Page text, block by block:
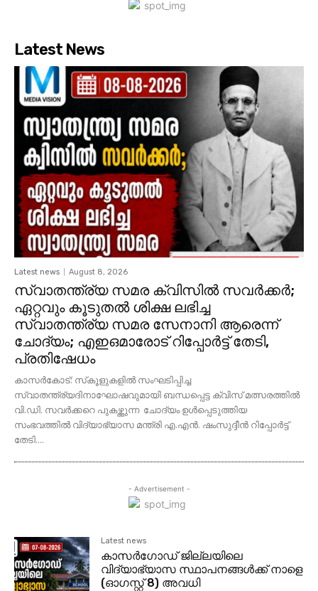
Latest News
Latest news August 8, 2026
സ്വാതന്ത്ര്യ സമര ക്വിസിൽ സവർക്കർ;
ഏറ്റവും കൂടുതൽ ശിക്ഷ ലഭിച്ച
സ്വാതന്ത്ര്യ സമര സേനാനി ആരെന്ന്
ചോദ്യം; എഇഒമാരോട് റിപ്പോർട്ട് തേടി,
പ്രതിഷേധം
കാസര്‍കോട്: സ്‌കൂളുകളില്‍ സംഘടിപ്പിച്ച
സ്വാതന്ത്ര്യദിനാഘോഷവുമായി ബന്ധപ്പെട്ട ക്വിസ് മത്സരത്തില്‍
വി.ഡി. സവര്‍ക്കറെ പുകഴ്ത്തുന്ന ചോദ്യം ഉള്‍പ്പെടുത്തിയ
സംഭവത്തില്‍ വിദ്യാഭ്യാസ മന്ത്രി എ.എന്‍. ഷംസുദ്ദീന്‍ റിപ്പോര്‍ട്ട്
തേടി....
- Advertisement -
Latest news
കാസര്‍ഗോഡ്‌ ജില്ലയിലെ
വിദ്യാഭ്യാസ സ്ഥാപനങ്ങൾക്ക് നാളെ
(ഓഗസ്റ്റ് 8) അവധി